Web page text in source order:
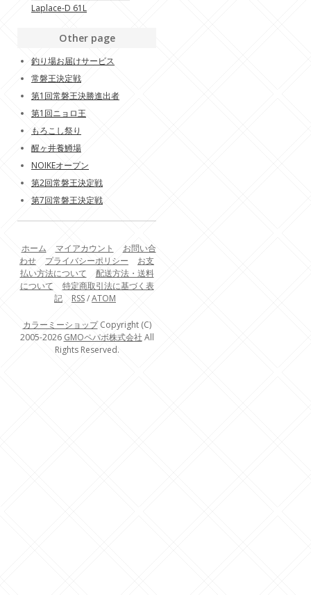
Laplace-D 61L
Other page
釣り場お届けサービス
常磐王決定戦
第1回常磐王決勝進出者
第1回ニョロ王
もろこし祭り
醒ヶ井養鱒場
NOIKEオープン
第2回常磐王決定戦
第7回常磐王決定戦
ホーム マイアカウント
お問い合
わせ
プライバシーポリシー
お支
払い方法について
配送方法・送料
について
特定商取引法に基づく表
記
RSS/ATOM
カラーミーショップCopyright (C)
2005-2026 GMOペパボ株式会社 All
Rights Reserved.